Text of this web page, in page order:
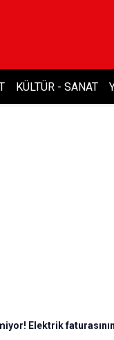
KÜLTÜR - SANAT
Elektrik